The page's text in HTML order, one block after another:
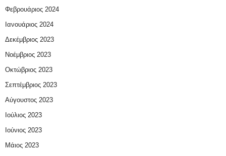
Φεβρουάριος 2024
Ιανουάριος 2024
Δεκέμβριος 2023
Νοέμβριος 2023
Οκτώβριος 2023
Σεπτέμβριος 2023
Αύγουστος 2023
Ιούλιος 2023
Ιούνιος 2023
Μάιος 2023